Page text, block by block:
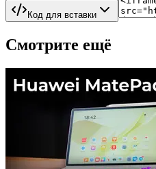
Код для вставки
Смотрите ещё